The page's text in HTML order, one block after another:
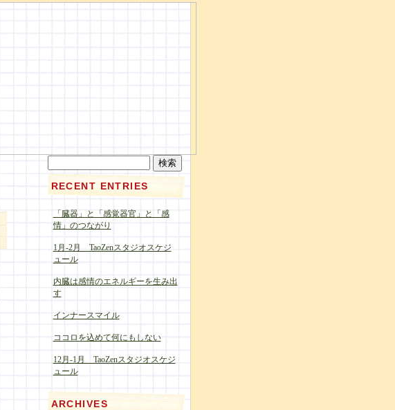
RECENT ENTRIES
「臓器」と「感覚器官」と「感
情」のつながり
1月-2月 TaoZenスタジオスケジ
ュール
内臓は感情のエネルギーを生み出
す
インナースマイル
ココロを込めて何にもしない
12月-1月 TaoZenスタジオスケジ
ュール
ARCHIVES